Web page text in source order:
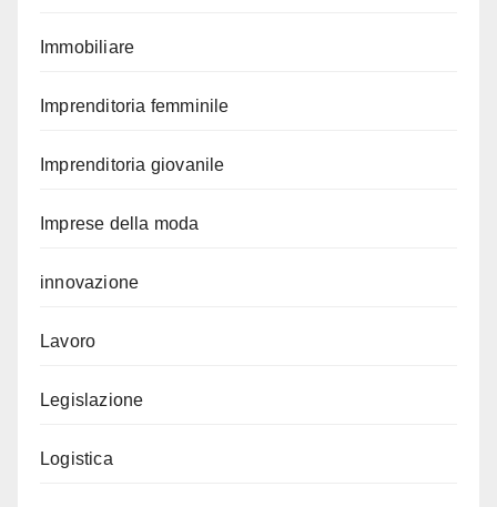
Immobiliare
Imprenditoria femminile
Imprenditoria giovanile
Imprese della moda
innovazione
Lavoro
Legislazione
Logistica